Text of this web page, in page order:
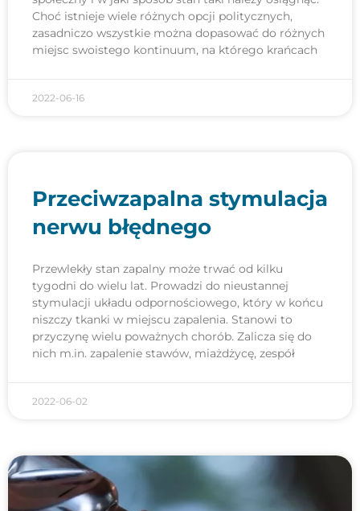
Choć istnieje wiele różnych opcji politycznych,
zasadniczo wszystkie można dopasować do różnych
miejsc swoistego kontinuum, na którego krańcach
2022-06-16
Przeciwzapalna stymulacja
nerwu błędnego
Przewlekły stan zapalny może trwać od kilku
tygodni do wielu lat. Prowadzi do nieustannej
stymulacji układu odpornościowego, który w końcu
niszczy tkanki w miejscu zapalenia. Stanowi to
przyczynę wielu poważnych chorób. Zalicza się do
nich m.in. zapalenie stawów, miażdżycę, zespół
2022-06-02